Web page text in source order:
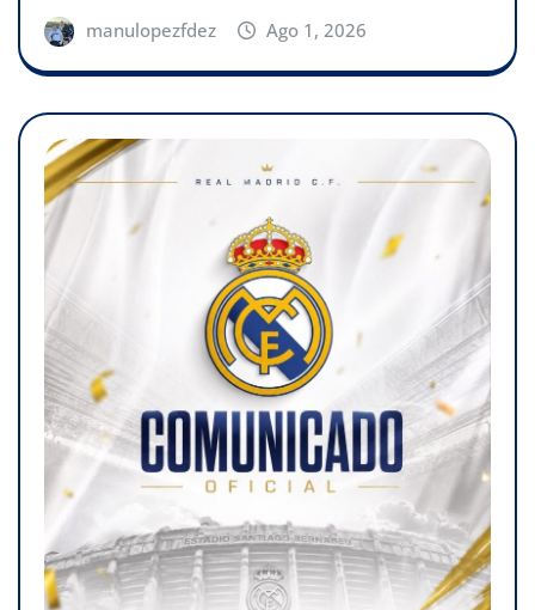
manulopezfdez Ago 1, 2026